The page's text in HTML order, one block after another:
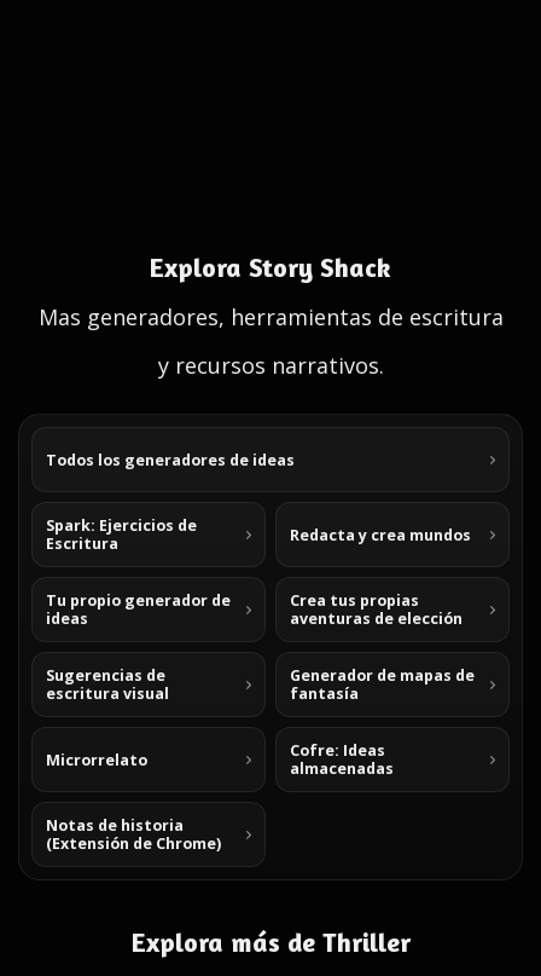
Explora Story Shack
Mas generadores, herramientas de escritura
y recursos narrativos.
Todos los generadores de ideas
Spark: Ejercicios de
Escritura
Redacta y crea mundos
Tu propio generador de
ideas
Crea tus propias
aventuras de elección
Sugerencias de
escritura visual
Generador de mapas de
fantasía
Microrrelato
Cofre: Ideas
almacenadas
Notas de historia
(Extensión de Chrome)
Explora más de Thriller